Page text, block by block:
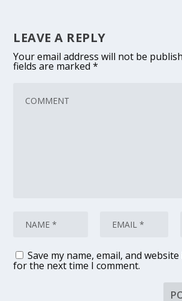
LEAVE A REPLY
Your email address will not be
fields are marked*
Save my name, email, and
for the next time I comment.